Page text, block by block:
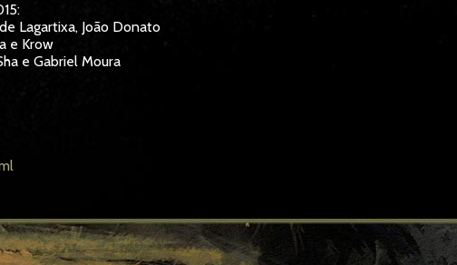
Lagartixa, João Donato
e Krow
e Gabriel Moura